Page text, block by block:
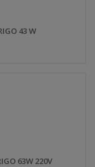
43 W
63W 220V